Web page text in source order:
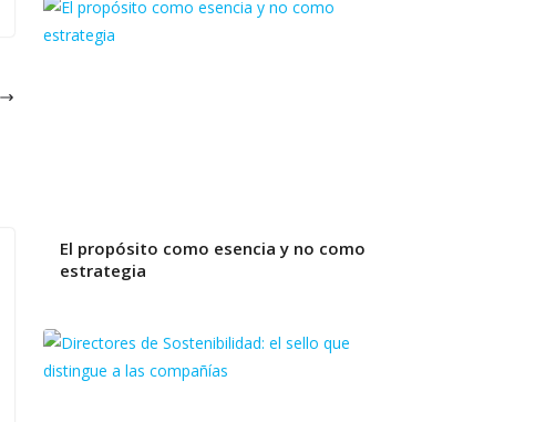
El propósito como esencia y no como
estrategia